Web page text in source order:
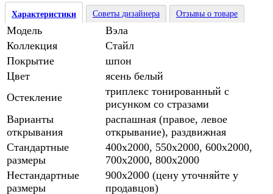
Характеристики Советы дизайнера Отзывы о товаре
Модель
Вэла
Коллекция
Стайл
Покрытие
шпон
Цвет
ясень белый
Остекление
триплекс тонированный с
рисунком со стразами
Варианты
открывания
распашная (правое, левое
открывание), раздвижная
Стандартные
размеры
400х2000, 550х2000, 600х2000,
700х2000, 800х2000
Нестандартные
размеры
900х2000 (цену уточняйте у
продавцов)